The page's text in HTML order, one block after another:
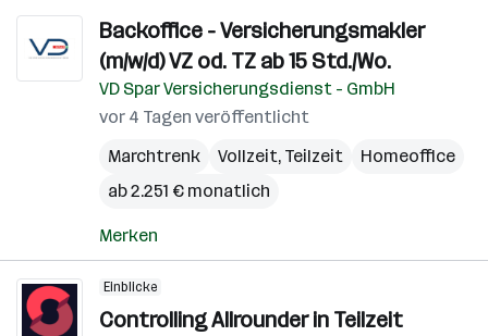
Backoffice - Versicherungsmakler
(m/w/d) VZ od. TZ ab 15 Std./Wo.
VD Spar Versicherungsdienst - GmbH
vor 4 Tagen veröffentlicht
Marchtrenk
Vollzeit, Teilzeit
Homeoffice
ab 2.251 € monatlich
Merken
Einblicke
Controlling Allrounder in Teilzeit